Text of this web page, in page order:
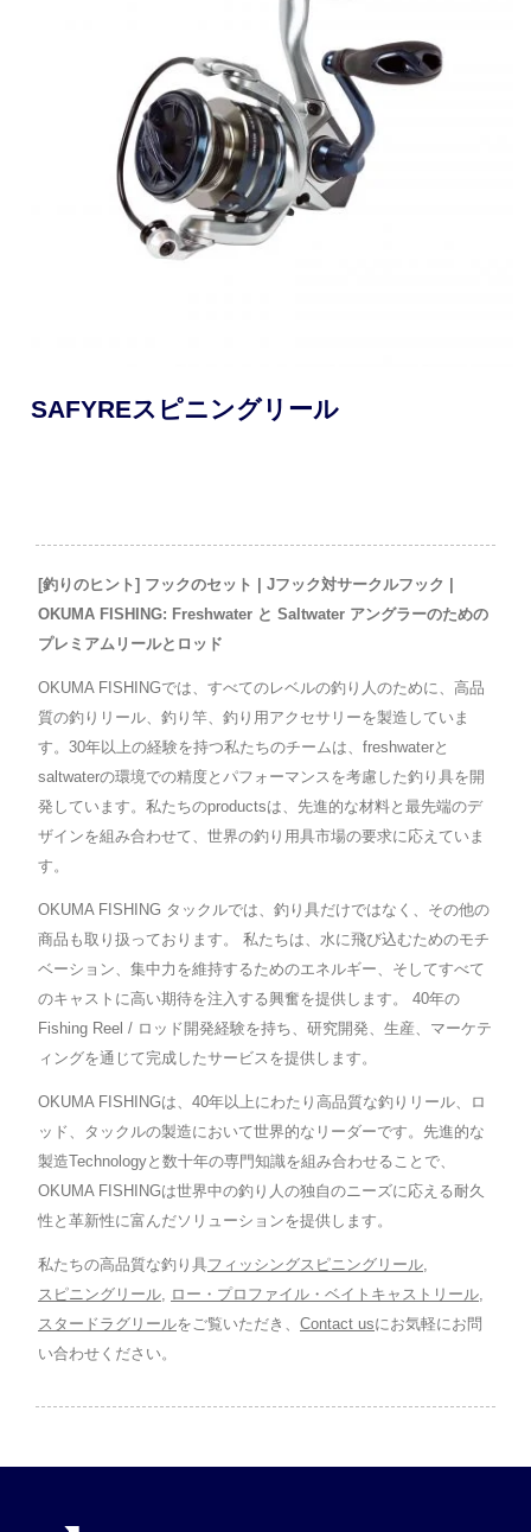
SAFYREスピニングリール
[釣りのヒント] フックのセット | Jフック対サークルフック |
OKUMA FISHING: Freshwater と Saltwater アングラーのための
プレミアムリールとロッド
OKUMA FISHINGでは、すべてのレベルの釣り人のために、高品
質の釣りリール、釣り竿、釣り用アクセサリーを製造していま
す。30年以上の経験を持つ私たちのチームは、freshwaterと
saltwaterの環境での精度とパフォーマンスを考慮した釣り具を開
発しています。私たちのproductsは、先進的な材料と最先端のデ
ザインを組み合わせて、世界の釣り用具市場の要求に応えていま
す。
OKUMA FISHING タックルでは、釣り具だけではなく、その他の
商品も取り扱っております。 私たちは、水に飛び込むためのモチ
ベーション、集中力を維持するためのエネルギー、そしてすべて
のキャストに高い期待を注入する興奮を提供します。 40年の
Fishing Reel / ロッド開発経験を持ち、研究開発、生産、マーケテ
ィングを通じて完成したサービスを提供します。
OKUMA FISHINGは、40年以上にわたり高品質な釣りリール、ロ
ッド、タックルの製造において世界的なリーダーです。先進的な
製造Technologyと数十年の専門知識を組み合わせることで、
OKUMA FISHINGは世界中の釣り人の独自のニーズに応える耐久
性と革新性に富んだソリューションを提供します。
私たちの高品質な釣り具フィッシングスピニングリール,
スピニングリール, ロー・プロファイル・ベイトキャストリール,
スタードラグリールをご覧いただき、 Contact usにお気軽にお問
い合わせください。